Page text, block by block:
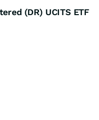
(DR) UCITS ETF